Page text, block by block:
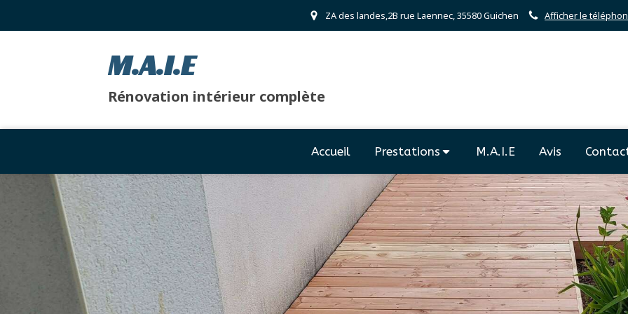
ZA des landes,2B rue Laennec, 35580 Guichen Afficher le
M.A.I.E
Rénovation intérieur complète
Accueil Prestations M.A.I.E Avis